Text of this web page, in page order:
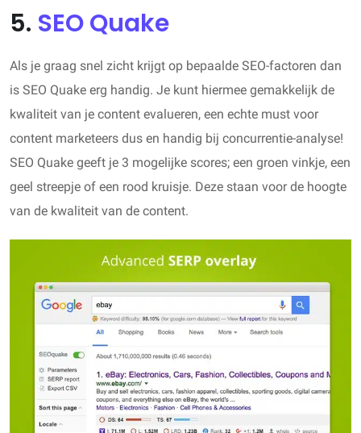
5. SEO Quake
Als je graag snel zicht krijgt op bepaalde SEO-factoren dan
is SEO Quake erg handig. Je kunt hiermee gemakkelijk de
kwaliteit van je content evalueren, een echte must voor
content marketeers dus en handig bij concurrentie-analyse!
SEO Quake geeft je 3 mogelijke scores; een groen vinkje, een
geel streepje of een rood kruisje. Deze staan voor de hoogte
van de kwaliteit van de content.